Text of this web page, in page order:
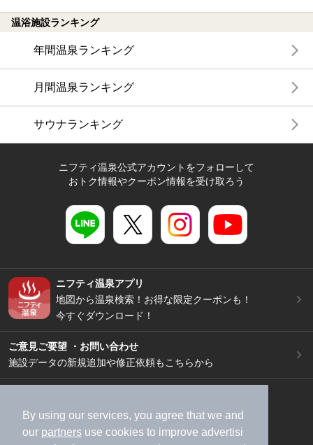
By using our services, you agree that we and
our partners use cookies to improve advertisi
温浴施設ランキング
年間温泉ランキング
月間温泉ランキング
サウナランキング
ニフティ温泉公式アカウントをフォローして
おトク情報やクーポン情報を受け取ろう
ニフティ温泉アプリ
地図から温泉検索！お得な限定クーポンも！
今すぐダウンロード！
ご意見ご要望 ・お問い合わせ
施設データの新規追加や修正依頼もこちらから
加盟店募集（資料請求）
広告出稿のご案内
利用規約
ライフスタイルMEMBERS+規約